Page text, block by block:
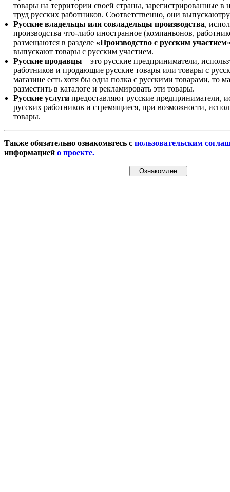
товары на территории своей страны, зарегистрированные
труд русских работников. Соответственно, они
Русские владельцы или совладельцы производства,
производства что-либо иностранное (компаньонов,
размещаются в разделе «Производство с русским участием
выпускают товары с русским участием.
Русские продавцы – это русские предприниматели,
работников и продающие русские товары или товары с
магазине есть хотя бы одна полка с русскими товарами, то
разместить в каталоге и рекламировать эти товары.
Русские услуги предоставляют русские предприниматели,
русских работников и стремящиеся, при возможности,
товары.
Также обязательно ознакомьтесь с пользовательским
информацией о проекте.
Ознакомлен